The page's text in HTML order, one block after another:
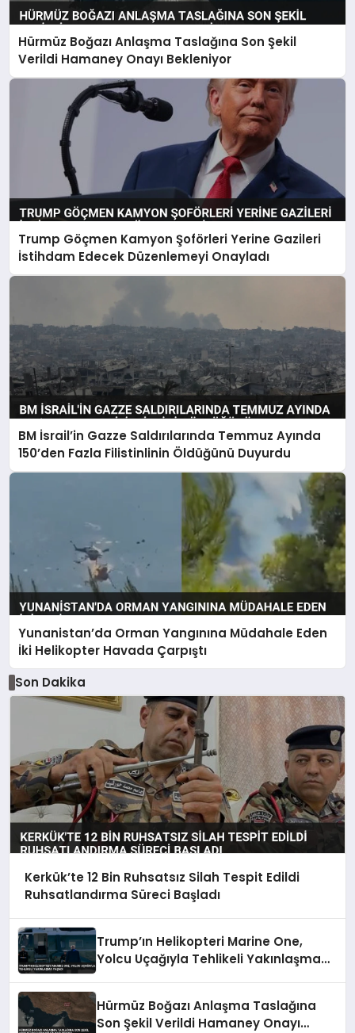
Hürmüz Boğazı Anlaşma Taslağına Son Şekil
Verildi Hamaney Onayı Bekleniyor
Trump Göçmen Kamyon Şoförleri Yerine Gazileri
İstihdam Edecek Düzenlemeyi Onayladı
BM İsrail’in Gazze Saldırılarında Temmuz Ayında
150’den Fazla Filistinlinin Öldüğünü Duyurdu
Yunanistan’da Orman Yangınına Müdahale Eden
İki Helikopter Havada Çarpıştı
Son Dakika
Kerkük’te 12 Bin Ruhsatsız Silah Tespit Edildi
Ruhsatlandırma Süreci Başladı
Trump’ın Helikopteri Marine One,
Yolcu Uçağıyla Tehlikeli Yakınlaşma
Hürmüz Boğazı Anlaşma Taslağına
Son Şekil Verildi Hamaney Onayı